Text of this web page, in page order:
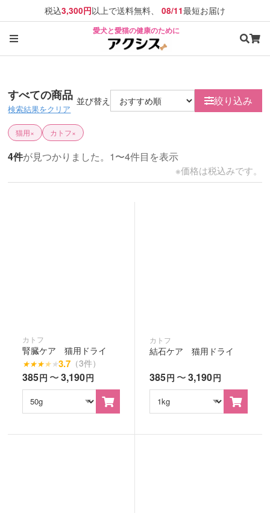
税込3,300円以上で送料無料、 08/11最短お届け
愛犬と愛猫の健康のために
すべての商品
検索結果をクリア
並び替え 絞り込み
猫用× カトフ×
4件が見つかりました。1〜4件目を表示
※価格は税込みです。
カトフ
腎臓ケア 猫用ドライ
★★★★★3.7 （3件）
385円 〜3,190円
カトフ
結石ケア 猫用ドライ
385円 〜3,190円